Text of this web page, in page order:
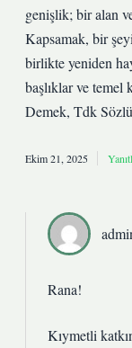
genişlik; bir alan
Kapsamak, bir
birlikte yeniden
başlıklar ve temel
Demek, Tdk
Ekim 21, 2025
Rana!
Kıymetli